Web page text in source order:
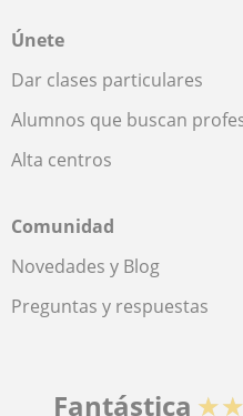
Únete
Dar clases particulares
Alumnos que buscan
Alta centros
Comunidad
Novedades y Blog
Preguntas y respuestas
Fantástica